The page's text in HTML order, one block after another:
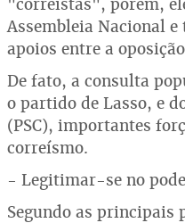
Assembleia Nacional e
apoios entre a
De fato, a consulta
o partido de Lasso, e
(PSC), importantes
correísmo.
- Legitimar-se no
Segundo as principais